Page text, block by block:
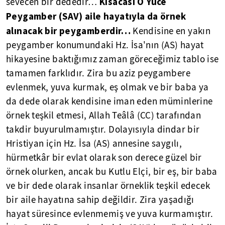
Peygamber (SAV) aile hayatıyla da örnek
alınacak bir peygamberdir… Kendisine en yakın
peygamber konumundaki Hz. İsa'nın (AS) hayat
hikayesine baktığımız zaman göreceğimiz tablo ise
tamamen farklıdır. Zira bu aziz peygambere
evlenmek, yuva kurmak, eş olmak ve bir baba ya
da dede olarak kendisine iman eden müminlerine
örnek teşkil etmesi, Allah Teâlâ (CC) tarafından
takdir buyurulmamıştır. Dolayısıyla dindar bir
Hristiyan için Hz. İsa (AS) annesine saygılı,
hürmetkâr bir evlat olarak son derece güzel bir
örnek olurken, ancak bu Kutlu Elçi, bir eş, bir baba
ve bir dede olarak insanlar örneklik teşkil edecek
bir aile hayatına sahip değildir. Zira yaşadığı
hayat süresince evlenmemiş ve yuva kurmamıştır.